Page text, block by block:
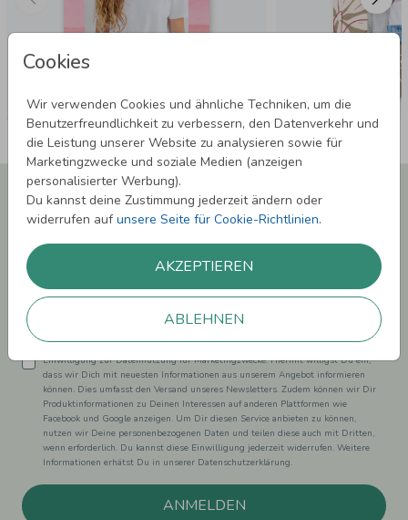
Cookies
Wir verwenden Cookies und ähnliche Techniken, um die
Benutzerfreundlichkeit zu verbessern, den Datenverkehr und
die Leistung unserer Website zu analysieren sowie für
Marketingzwecke und soziale Medien (anzeigen
personalisierter Werbung).
Du kannst deine Zustimmung jederzeit ändern oder
widerrufen aufunsere Seite für Cookie-Richtlinien.
AKZEPTIEREN
ABLEHNEN
Newsletter abonnieren und 5,00 € Rabatt**
sichern!
Laufenden.
Einwilligung zur Datennutzung für Marketingzwecke: Hiermit willigst Du ein,
dass wir Dich mit neuesten Informationen aus unserem Angebot informieren
können. Dies umfasst den Versand unseres Newsletters. Zudem können wir Dir
Produktinformationen zu Deinen Interessen auf anderen Plattformen wie
Facebook und Google anzeigen. Um Dir diesen Service anbieten zu können,
nutzen wir Deine personenbezogenen Daten und teilen diese auch mit Dritten,
wenn erforderlich. Du kannst diese Einwilligung jederzeit widerrufen. Weitere
Informationen erhätst Du in unserer Datenschutzerklärung.
ANMELDEN